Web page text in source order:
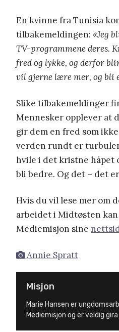
En kvinne fra Tunisia
tilbakemeldingen: «Jeg
TV-programmene deres.
fred og lykke, og derfor
vil gjerne lære mer, og bli
Slike tilbakemeldinger
Mennesker opplever at
gir dem en fred som
verden rundt er
hvile i det kristne håpet
bli bedre. Og det – det
Hvis du vil lese mer om
arbeidet i Midtøsten
Mediemisjon sine
Annie Spratt
Misjon
Marie Hansen er
Mediemisjon og er veldig